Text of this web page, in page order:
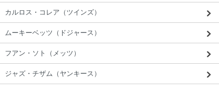
カルロス・コレア（ツインズ）
ムーキーベッツ（ドジャース）
フアン・ソト（メッツ）
ジャズ・チザム（ヤンキース）